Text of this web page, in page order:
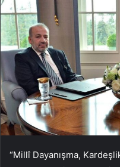
“Millî Dayanışma,